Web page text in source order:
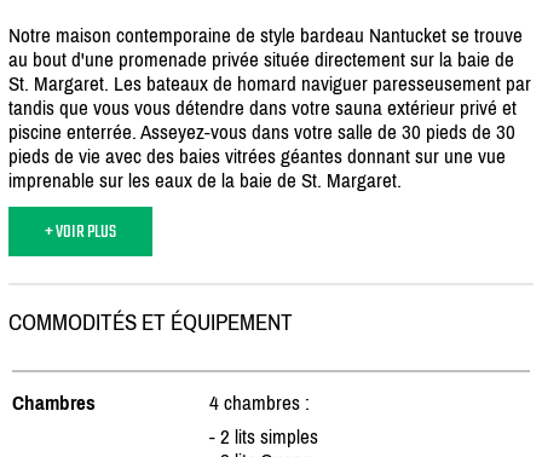
Notre maison contemporaine de style bardeau Nantucket se trouve
au bout d'une promenade privée située directement sur la baie de
St. Margaret. Les bateaux de homard naviguer paresseusement par
tandis que vous vous détendre dans votre sauna extérieur privé et
piscine enterrée. Asseyez-vous dans votre salle de 30 pieds de 30
pieds de vie avec des baies vitrées géantes donnant sur une vue
imprenable sur les eaux de la baie de St. Margaret.
+ VOIR PLUS
COMMODITÉS ET ÉQUIPEMENT
Chambres
4 chambres :
- 2 lits simples